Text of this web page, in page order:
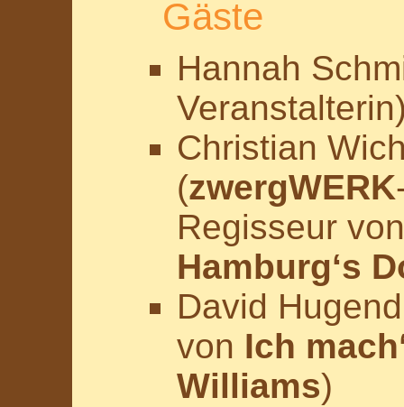
Gäste
Hannah
Christian
(zwergWERK
Regisseur
Hamburg‘s
David
von Ich
Williams)